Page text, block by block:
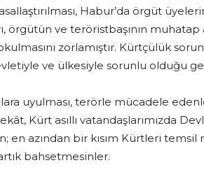
Habur’da örgüt
örgütün ve teröristbaşının
zorlamıştır. Kürtçülük
ve ülkesiyle sorunlu olduğu
uyulması, terörle mücadele
Kürt asıllı vatandaşlarımızda
en azından bir kısım Kürtleri temsil
bahsetmesinler.